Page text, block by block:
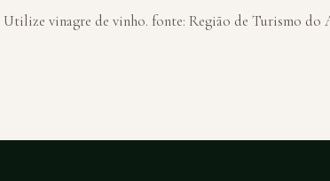
Utilize vinagre de vinho. fonte: Região de Turismo do